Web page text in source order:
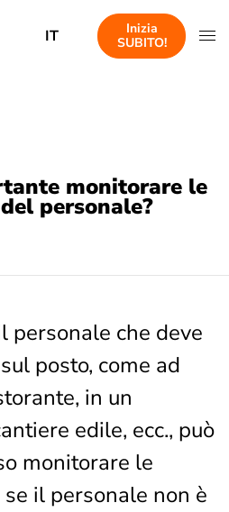
IT
Inizia
SUBITO!
monitorare le
personale?
personale che deve
posto, come ad
in un
edile, ecc., può
monitorare le
il personale non è